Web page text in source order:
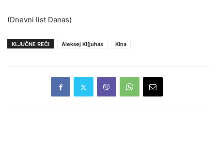
(Dnevni list Danas)
KLJUČNE REČI Aleksej Ki[juhas Kina